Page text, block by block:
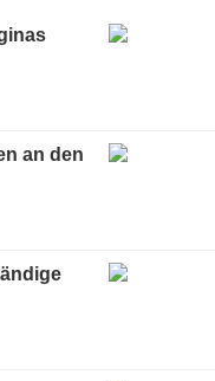
an den